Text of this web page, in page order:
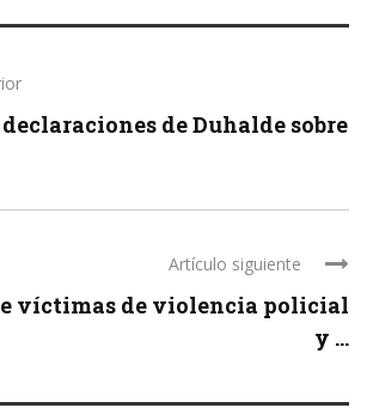
de Duhalde sobre
Artículo siguiente
víctimas de violencia policial
y ...